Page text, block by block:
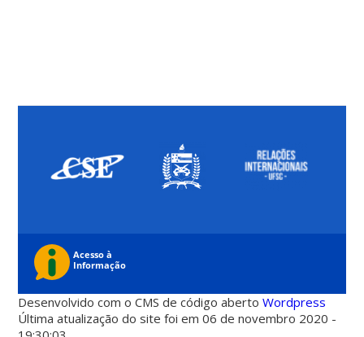
Desenvolvido com o CMS de código abertoWordpress
Última atualização do site foi em 06 de novembro 2020 -